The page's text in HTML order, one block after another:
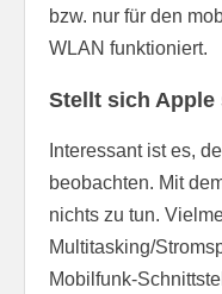
bzw. nur für den
WLAN funktioniert.
Stellt sich Apple
Interessant ist es,
beobachten. Mit
nichts zu tun.
Multitasking/
Mobilfunk-